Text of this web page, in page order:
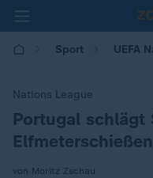
Sport UEFA
Nations League
:Portugal schlägt
Elfmeterschießen
von Moritz Zschau